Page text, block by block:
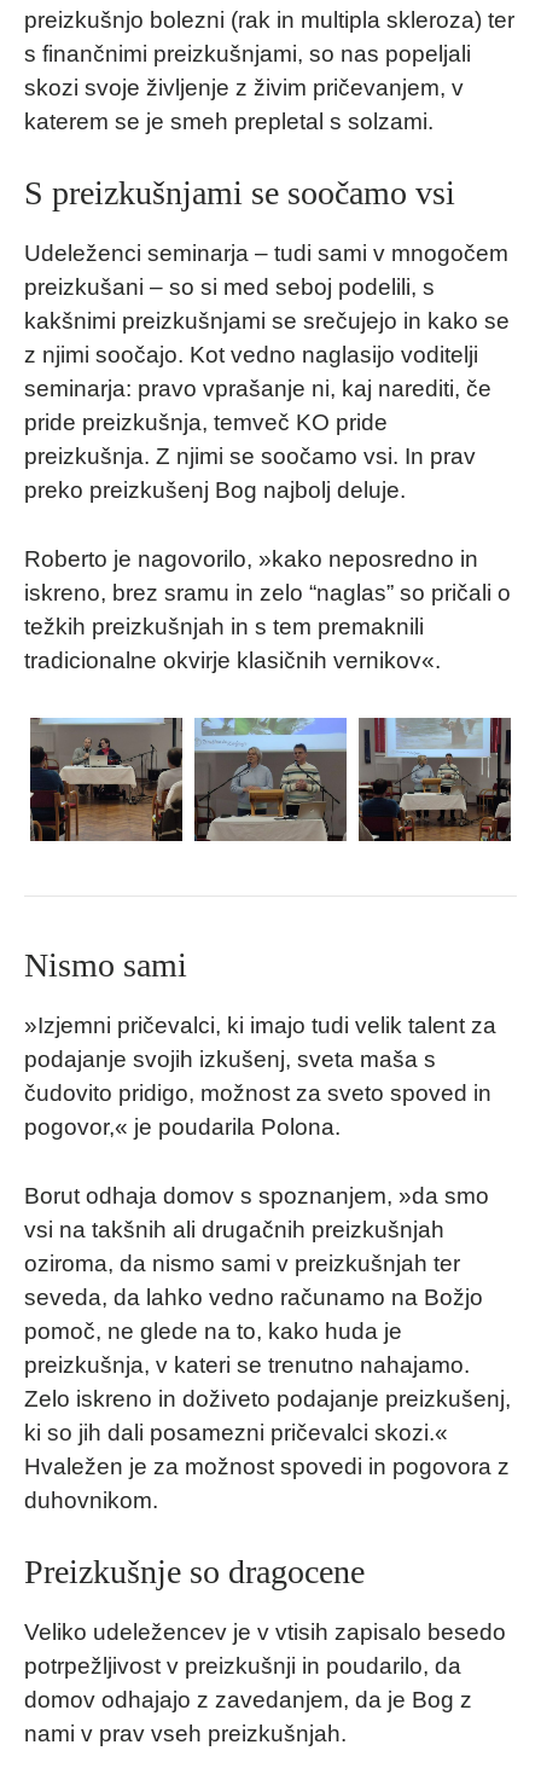
preizkušnjo bolezni (rak in multipla skleroza) ter
s finančnimi preizkušnjami, so nas popeljali
skozi svoje življenje z živim pričevanjem, v
katerem se je smeh prepletal s solzami.
S preizkušnjami se soočamo vsi
Udeleženci seminarja – tudi sami v mnogočem
preizkušani – so si med seboj podelili, s
kakšnimi preizkušnjami se srečujejo in kako se
z njimi soočajo. Kot vedno naglasijo voditelji
seminarja: pravo vprašanje ni, kaj narediti, če
pride preizkušnja, temveč KO pride
preizkušnja. Z njimi se soočamo vsi. In prav
preko preizkušenj Bog najbolj deluje.
Roberto je nagovorilo, »kako neposredno in
iskreno, brez sramu in zelo “naglas” so pričali o
težkih preizkušnjah in s tem premaknili
tradicionalne okvirje klasičnih vernikov«.
Nismo sami
»Izjemni pričevalci, ki imajo tudi velik talent za
podajanje svojih izkušenj, sveta maša s
čudovito pridigo, možnost za sveto spoved in
pogovor,« je poudarila Polona.
Borut odhaja domov s spoznanjem, »da smo
vsi na takšnih ali drugačnih preizkušnjah
oziroma, da nismo sami v preizkušnjah ter
seveda, da lahko vedno računamo na Božjo
pomoč, ne glede na to, kako huda je
preizkušnja, v kateri se trenutno nahajamo.
Zelo iskreno in doživeto podajanje preizkušenj,
ki so jih dali posamezni pričevalci skozi.«
Hvaležen je za možnost spovedi in pogovora z
duhovnikom.
Preizkušnje so dragocene
Veliko udeležencev je v vtisih zapisalo besedo
potrpežljivost v preizkušnji in poudarilo, da
domov odhajajo z zavedanjem, da je Bog z
nami v prav vseh preizkušnjah.